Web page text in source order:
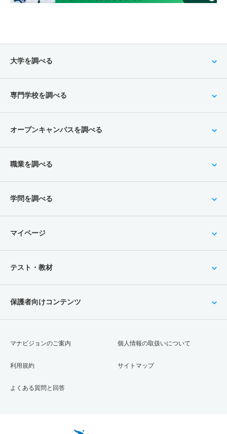
大学を調べる
専門学校を調べる
オープンキャンパスを調べる
職業を調べる
学問を調べる
マイページ
テスト・教材
保護者向けコンテンツ
マナビジョンのご案内
利用規約
よくある質問と回答
個人情報の取扱いについて
サイトマップ